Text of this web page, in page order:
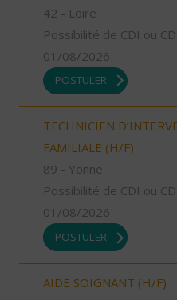
42 - Loire
Possibilité de CDI ou
01/08/2026
POSTULER
TECHNICIEN
FAMILIALE (H/F)
89 - Yonne
Possibilité de CDI ou
01/08/2026
POSTULER
AIDE SOIGNANT (H/F)